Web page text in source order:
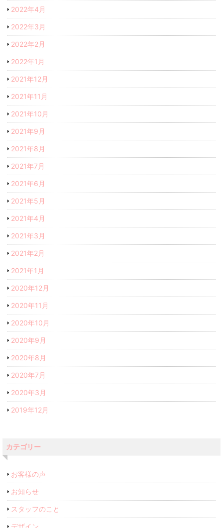
2022年4月
2022年3月
2022年2月
2022年1月
2021年12月
2021年11月
2021年10月
2021年9月
2021年8月
2021年7月
2021年6月
2021年5月
2021年4月
2021年3月
2021年2月
2021年1月
2020年12月
2020年11月
2020年10月
2020年9月
2020年8月
2020年7月
2020年3月
2019年12月
カテゴリー
お客様の声
お知らせ
スタッフのこと
デザイン